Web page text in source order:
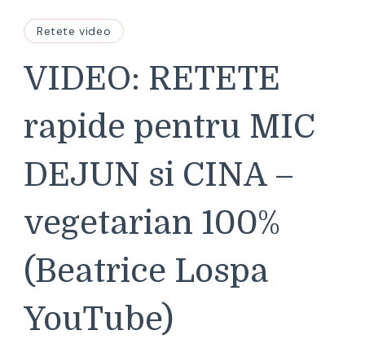
Retete video
VIDEO: RETETE
rapide pentru MIC
DEJUN si CINA –
vegetarian 100%
(Beatrice Lospa
YouTube)